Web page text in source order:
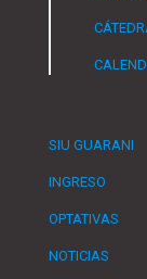
SIU GUARANI
INGRESO
OPTATIVAS
NOTICIAS